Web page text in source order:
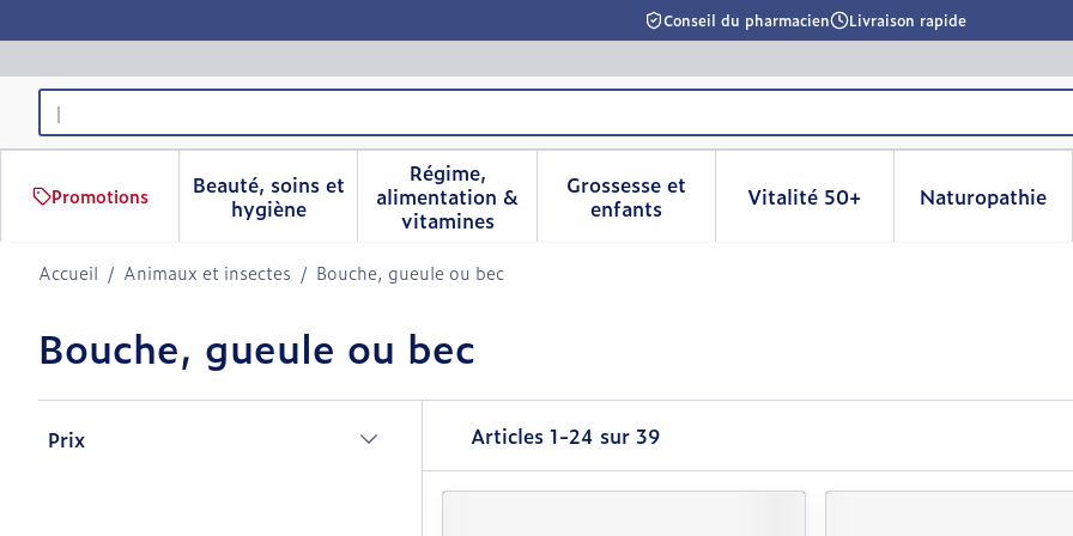
Conseil du pharmacien Livraison rapide
Rechercher
Promotions
Beauté, soins et
hygièneAfficher le sous-menu pour la catégorie Beauté, soins et hygiène
Régime,
alimentation &
vitaminesAfficher le sous-menu pour la catégorie Régime, alimentation &
Grossesse et
enfantsAfficher le sous-menu pour la catégorie
Vitalité 50+Afficher le sous-menu pour
Naturopathie
Afficher
Accueil / Animaux et insectes / Bouche, gueule ou bec
Bouche, gueule ou bec
Prix
Articles 1-24 sur 39